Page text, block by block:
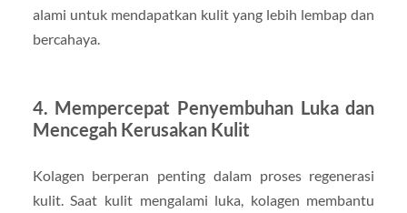
alami untuk mendapatkan kulit yang lebih lembap dan
bercahaya.
4. Mempercepat Penyembuhan Luka dan
Mencegah Kerusakan Kulit
Kolagen berperan penting dalam proses regenerasi
kulit. Saat kulit mengalami luka, kolagen membantu